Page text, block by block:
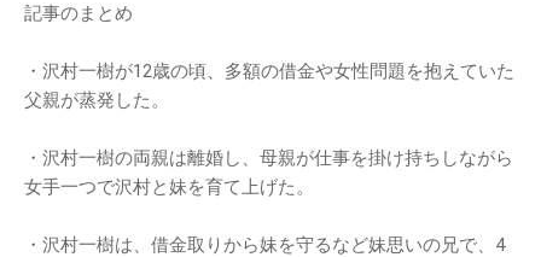
記事のまとめ
・沢村一樹が12歳の頃、多額の借金や女性問題を抱えていた
父親が蒸発した。
・沢村一樹の両親は離婚し、母親が仕事を掛け持ちしながら
女手一つで沢村と妹を育て上げた。
・沢村一樹は、借金取りから妹を守るなど妹思いの兄で、4